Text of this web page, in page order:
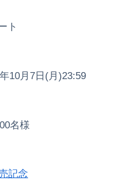
ト
10月7日(月)23:59
名様
記念